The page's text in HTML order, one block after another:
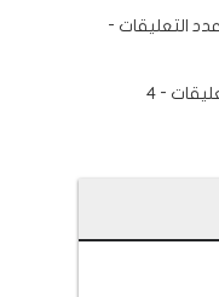
التعليقات -
- 4